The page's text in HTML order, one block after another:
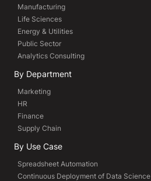
Manufacturing
Life Sciences
Energy & Utilities
Public Sector
Analytics Consulting
By Department
Marketing
HR
Finance
Supply Chain
By Use Case
Spreadsheet Automation
Continuous Deployment of Data Science